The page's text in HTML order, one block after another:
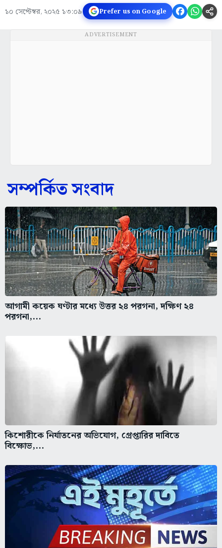
১০ সেপ্টেম্বর, ২০২৫ ১৩:০৯ Prefer us on Google
ADVERTISEMENT
সম্পর্কিত সংবাদ
আগামী কয়েক ঘণ্টার মধ্যে উত্তর ২৪ পরগনা, দক্ষিণ ২৪
পরগনা,...
কিশোরীকে নির্যাতনের অভিযোগ, গ্রেপ্তারির দাবিতে
বিক্ষোভ,...